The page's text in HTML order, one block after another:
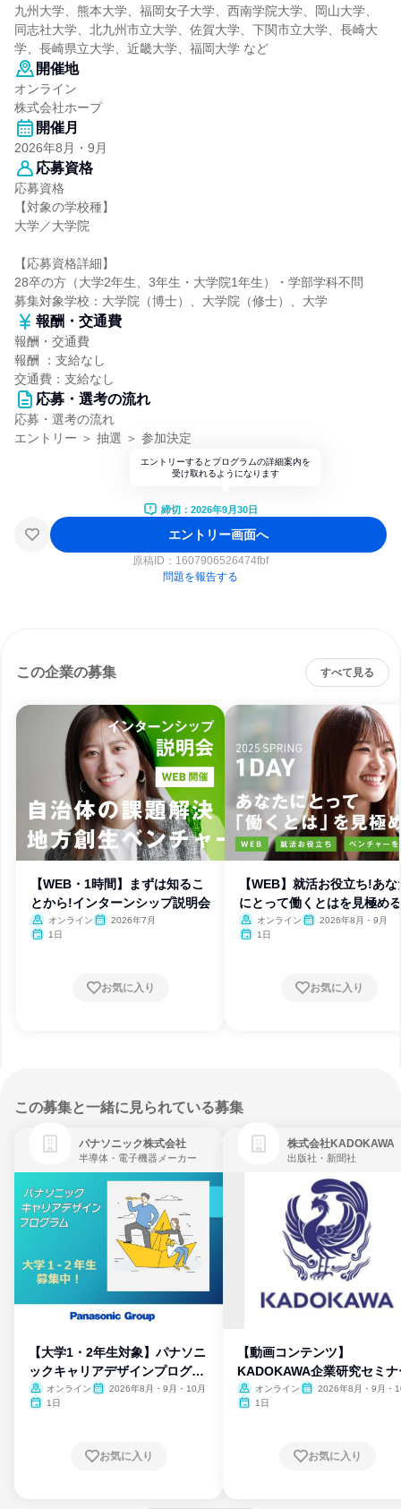
九州大学、熊本大学、福岡女子大学、西南学院大学、岡山大学、
同志社大学、北九州市立大学、佐賀大学、下関市立大学、長崎大
学、長崎県立大学、近畿大学、福岡大学 など
開催地
オンライン
株式会社ホープ
開催月
2026年8月・9月
応募資格
応募資格
【対象の学校種】
大学／大学院
【応募資格詳細】
28卒の方（大学2年生、3年生・大学院1年生）・学部学科不問
募集対象学校：大学院（博士）、大学院（修士）、大学
報酬・交通費
報酬・交通費
報酬 ：支給なし
交通費：支給なし
応募・選考の流れ
応募・選考の流れ
エントリー ＞ 抽選 ＞ 参加決定
エントリーするとプログラムの詳細案内を
受け取れるようになります
締切：2026年9月30日
エントリー画面へ
原稿ID： 1607906526474fbf
問題を報告する
この企業の募集 すべて見る
【WEB・1時間】まずは知るこ
とから!インターンシップ説明会
オンライン
2026年7月
1日
お気に入り
【WEB】就活お役立ち!あな
にとって働くとはを見極め
日
オンライン
2026年8月・9月
1日
お気に入り
この募集と一緒に見られている募集
パナソニック株式会社
半導体・電子機器メーカー
【大学1・2年生対象】パナソニ
ックキャリアデザインプログラ
ム
オンライン
2026年8月・9月・10月
1日
お気に入り
株式会社KADOKAWA
出版社・新聞社
【動画コンテンツ】
KADOKAWA企業研究セミナ
オンライン
2026年8月・9月・
1日
お気に入り